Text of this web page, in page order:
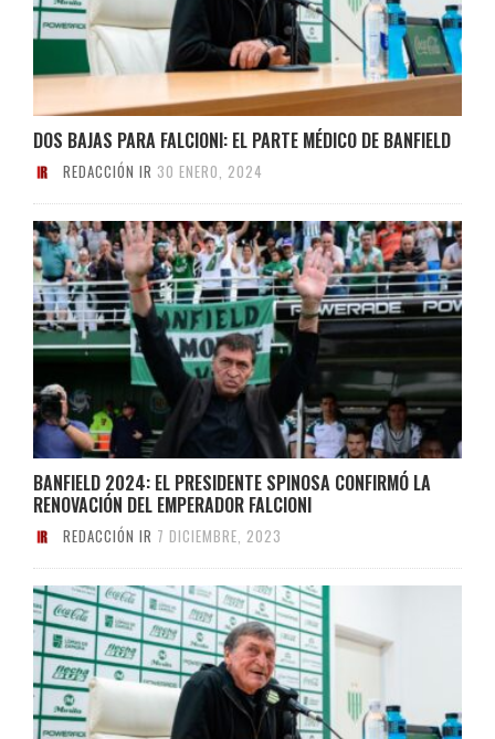
DOS BAJAS PARA FALCIONI: EL PARTE MÉDICO DE BANFIELD
REDACCIÓN IR 30 ENERO, 2024
BANFIELD 2024: EL PRESIDENTE SPINOSA CONFIRMÓ LA
RENOVACIÓN DEL EMPERADOR FALCIONI
REDACCIÓN IR 7 DICIEMBRE, 2023